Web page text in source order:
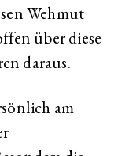
Wehmut
über diese
daraus.
am